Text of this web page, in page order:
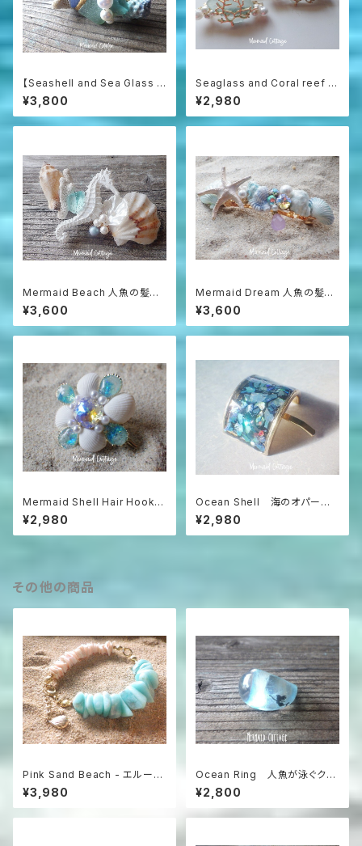
【Seashell and Sea Glass &
Kintsugi】海からの贈り物の金
継ぎマーメイド・バレッタ
¥3,800
Seaglass and Coral reef 人
魚の髪飾り☆バレッタ
¥2,980
Mermaid Beach 人魚の髪飾
り☆バレッタ
¥3,600
Mermaid Dream 人魚の髪飾
り☆バレッタ
¥3,600
Mermaid Shell Hair Hook
人魚のポーニーフック
¥2,980
Ocean Shell 海のオパール
☆アバロンのポニーフック
¥2,980
その他の商品
Pink Sand Beach - エルーセ
ラ島の贈り物 アマゾナイト＆シ
ェルブレスレット
¥3,980
Ocean Ring 人魚が泳ぐクリ
ア・エメラルドグリーンのぽって
りリング
¥2,800